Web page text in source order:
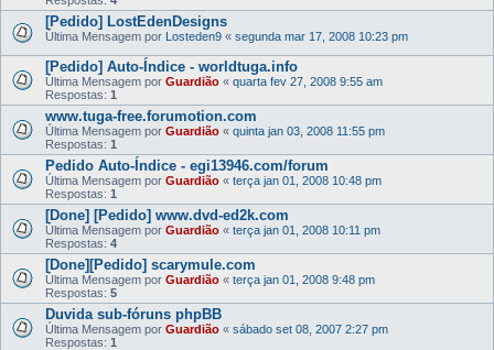
[Pedido] LostEdenDesigns
Última Mensagem por Losteden9 « segunda mar 17, 2008 10:23 pm
[Pedido] Auto-Índice - worldtuga.info
Última Mensagem por Guardião « quarta fev 27, 2008 9:55 am
Respostas: 1
www.tuga-free.forumotion.com
Última Mensagem por Guardião « quinta jan 03, 2008 11:55 pm
Respostas: 1
Pedido Auto-Índice - egi13946.com/forum
Última Mensagem por Guardião « terça jan 01, 2008 10:48 pm
Respostas: 1
[Done] [Pedido] www.dvd-ed2k.com
Última Mensagem por Guardião « terça jan 01, 2008 10:11 pm
Respostas: 4
[Done][Pedido] scarymule.com
Última Mensagem por Guardião « terça jan 01, 2008 9:48 pm
Respostas: 5
Duvida sub-fóruns phpBB
Última Mensagem por Guardião « sábado set 08, 2007 2:27 pm
Respostas: 1